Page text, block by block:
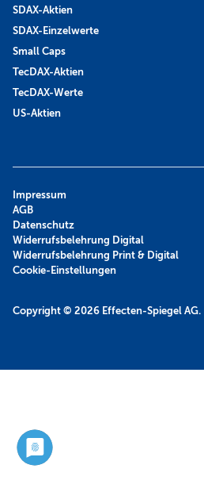
SDAX-Aktien
SDAX-Einzelwerte
Small Caps
TecDAX-Aktien
TecDAX-Werte
US-Aktien
Copyright © 2026 Effecten-Spiegel AG.
Impressum
AGB
Datenschutz
Widerrufsbelehrung Digital
Widerrufsbelehrung Print & Digital
Cookie-Einstellungen